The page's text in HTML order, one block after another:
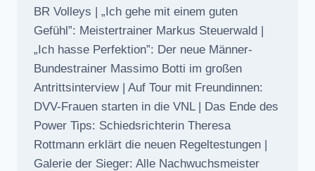
BR Volleys | „Ich gehe mit einem guten
Gefühl”: Meistertrainer Markus Steuerwald |
„Ich hasse Perfektion”: Der neue Männer-
Bundestrainer Massimo Botti im großen
Antrittsinterview | Auf Tour mit Freundinnen:
DVV-Frauen starten in die VNL | Das Ende des
Power Tips: Schiedsrichterin Theresa
Rottmann erklärt die neuen Regeltestungen |
Galerie der Sieger: Alle Nachwuchsmeister